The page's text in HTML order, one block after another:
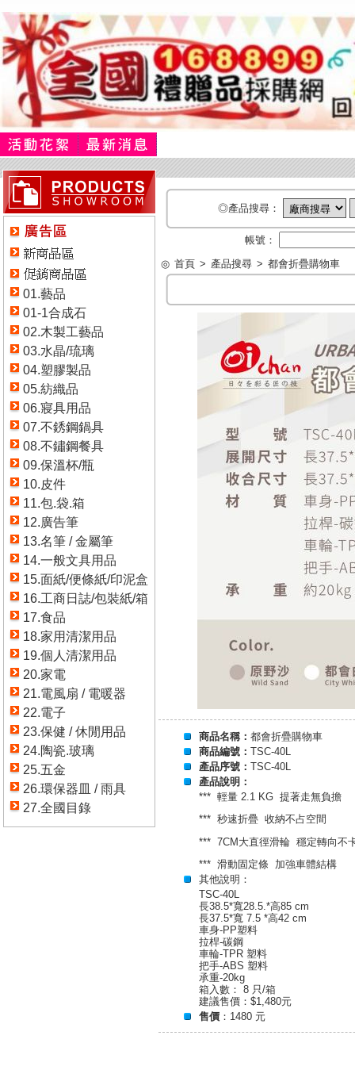
01.藝品
01-1合成石
02.木製工藝品
03.水晶/琉璃
04.塑膠製品
05.紡織品
06.寢具用品
07.不銹鋼鍋具
08.不鏽鋼餐具
09.保溫杯/瓶
10.皮件
11.包.袋.箱
12.廣告筆
13.名筆 / 金屬筆
14.一般文具用品
15.面紙/便條紙/印泥盒
16.工商日誌/包裝紙/箱
17.食品
18.家用清潔用品
19.個人清潔用品
20.家電
21.電風扇 / 電暖器
22.電子
23.保健 / 休閒用品
24.陶瓷.玻璃
25.五金
26.環保器皿 / 雨具
27.全國目錄
◎產品搜尋：
帳號：
◎ 首頁 > 產品搜尋 > 都會折疊購物車
商品名稱： 都會折疊購物車
商品編號： TSC-40L
產品序號： TSC-40L
產品說明：
*** 輕量 2.1 KG 提著走無負擔
*** 秒速折疊 收納不占空間
*** 7CM大直徑滑輪 穩定轉向不
*** 滑動固定條 加強車體結構
其他說明：
TSC-40L
長38.5*寬28.5.*高85 cm
長37.5*寬 7.5 *高42 cm
車身-PP塑料
拉桿-碳鋼
車輪-TPR 塑料
把手-ABS 塑料
承重-20kg
箱入數： 8 只/箱
建議售價：$1,480元
售價 ：1480 元